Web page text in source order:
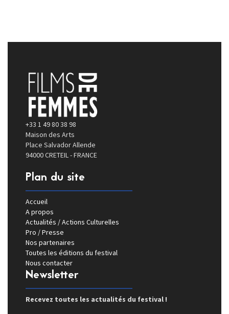
+33 1 49 80 38 98
Maison des Arts
Place Salvador Allende
94000 CRETEIL - FRANCE
Plan du site
Accueil
A propos
Actualités / Actions Culturelles
Pro / Presse
Nos partenaires
Toutes les éditions du festival
Nous contacter
Newsletter
Recevez toutes les actualités du festival !